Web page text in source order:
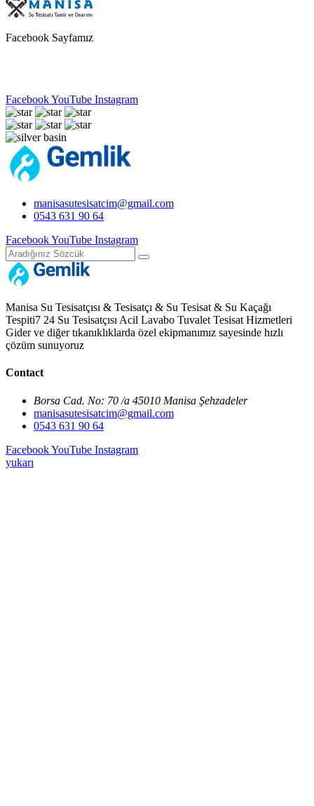
Facebook Sayfamız
FacebookYouTube Instagram
manisasutesisatcim@gmail.com
0543 631 90 64
FacebookYouTube Instagram
Manisa Su Tesisatçısı & Tesisatçı & Su Tesisat & Su Kaçağı
Tespiti7 24 Su Tesisatçısı Acil Lavabo Tuvalet Tesisat Hizmetleri
Gider ve diğer tıkanıklıklarda özel ekipmanımız sayesinde hızlı
çözüm sunuyoruz
Contact
Borsa Cad. No: 70 /a 45010 Manisa Şehzadeler
manisasutesisatcim@gmail.com
0543 631 90 64
FacebookYouTube Instagram
yukarı